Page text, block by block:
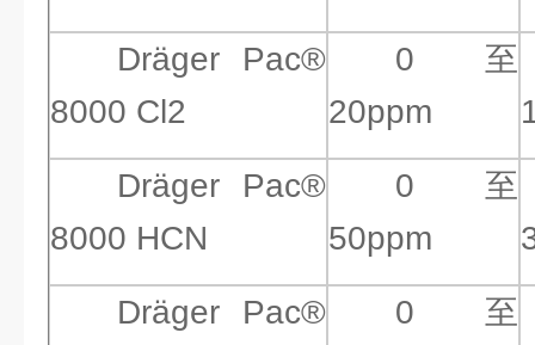
Dräger Pac®
8000 Cl2
0 至
20ppm
Dräger Pac®
8000 HCN
0 至
50ppm
Dräger Pac®
0 至